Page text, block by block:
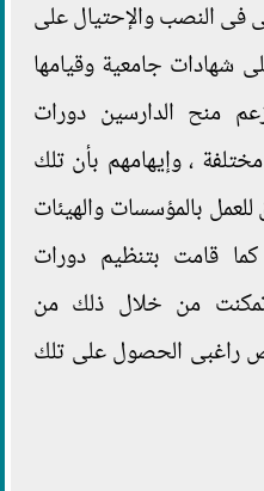
فى النصب والإحتيال على
شهادات جامعية وقيامها
منح الدارسين دورات
، وإيهامهم بأن تلك
بالمؤسسات والهيئات
كما قامت بتنظيم دورات
من خلال ذلك من
راغبى الحصول على تلك